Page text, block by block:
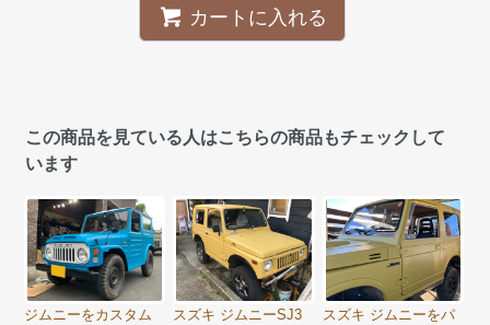
カートに入れる
この商品を見ている人はこちらの商品もチェックして
います
ジムニーをカスタム
スズキ ジムニーSJ3
スズキ ジムニーをパ